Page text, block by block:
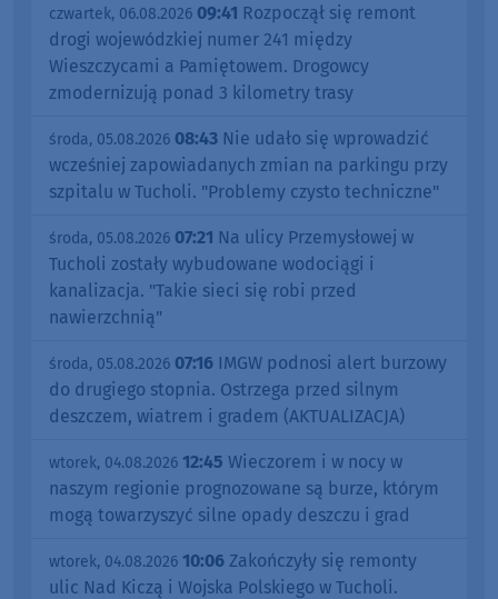
czwartek, 06.08.2026 09:41 Rozpoczął się remont
drogi wojewódzkiej numer 241 między
Wieszczycami a Pamiętowem. Drogowcy
zmodernizują ponad 3 kilometry trasy
środa, 05.08.2026 08:43 Nie udało się wprowadzić
wcześniej zapowiadanych zmian na parkingu przy
szpitalu w Tucholi. "Problemy czysto techniczne"
środa, 05.08.2026 07:21 Na ulicy Przemysłowej w
Tucholi zostały wybudowane wodociągi i
kanalizacja. "Takie sieci się robi przed
nawierzchnią"
środa, 05.08.2026 07:16 IMGW podnosi alert burzowy
do drugiego stopnia. Ostrzega przed silnym
deszczem, wiatrem i gradem (AKTUALIZACJA)
wtorek, 04.08.2026 12:45 Wieczorem i w nocy w
naszym regionie prognozowane są burze, którym
mogą towarzyszyć silne opady deszczu i grad
wtorek, 04.08.2026 10:06 Zakończyły się remonty
ulic Nad Kiczą i Wojska Polskiego w Tucholi.